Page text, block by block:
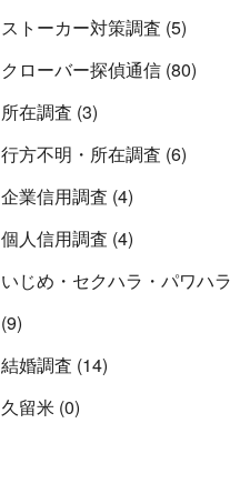
ストーカー対策調査 (5)
クローバー探偵通信 (80)
所在調査 (3)
行方不明・所在調査 (6)
企業信用調査 (4)
個人信用調査 (4)
いじめ・セクハラ・パワハラ
(9)
結婚調査 (14)
久留米 (0)